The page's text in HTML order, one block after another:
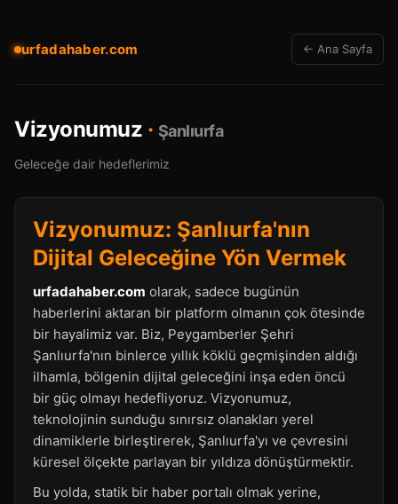
urfadahaber.com ← Ana Sayfa
Vizyonumuz · Şanlıurfa
Geleceğe dair hedeflerimiz
Vizyonumuz: Şanlıurfa'nın
Dijital Geleceğine Yön Vermek
urfadahaber.com olarak, sadece bugünün
haberlerini aktaran bir platform olmanın çok ötesinde
bir hayalimiz var. Biz, Peygamberler Şehri
Şanlıurfa'nın binlerce yıllık köklü geçmişinden aldığı
ilhamla, bölgenin dijital geleceğini inşa eden öncü
bir güç olmayı hedefliyoruz. Vizyonumuz,
teknolojinin sunduğu sınırsız olanakları yerel
dinamiklerle birleştirerek, Şanlıurfa'yı ve çevresini
küresel ölçekte parlayan bir yıldıza dönüştürmektir.
Bu yolda, statik bir haber portalı olmak yerine,